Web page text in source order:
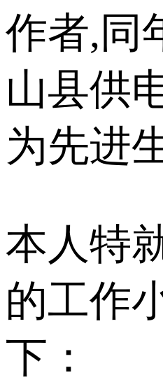
作者,同
山县供
为先进
本人特
的工作
下：